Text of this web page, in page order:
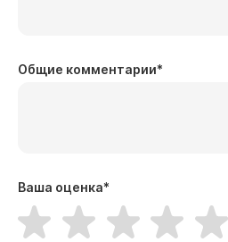
Общие комментарии*
Ваша оценка*